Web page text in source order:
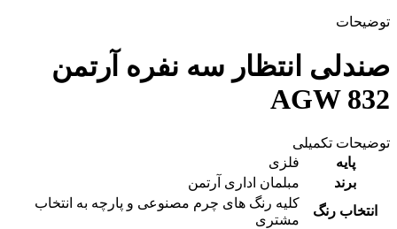
توضیحات
صندلی انتظار سه نفره آرتمن
AGW 832
توضیحات تکمیلی
پایه
فلزی
برند
مبلمان اداری آرتمن
انتخاب رنگ
کلیه رنگ های چرم مصنوعی و پارچه به انتخاب
مشتری